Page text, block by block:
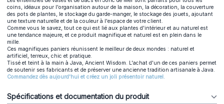
coins, idéaux pour l'organisation autour de la maison, la décoration, la couverture
des pots de plantes, le stockage du garde-manger, le stockage des jouets, ajoutant
une texture naturelle et de la couleur à l'espace de votre client.
Comme vous le savez, tout ce qui est lié aux plantes d'intérieur et au naturel est
une tendance majeure, et ce produit magnifique et naturel est en plein dans le
mille.
Ces magnifiques paniers réunissent le meilleur de deux mondes : naturel et
artificiel, terreux, chic et pratique.
Tissé et teint à la main à Java, Ancient Wisdom. L'achat d'un de ces paniers permet
de soutenir ses fabricants et de préserver une ancienne tradition artisanale à Java.
Commandez dès aujourd'hui et créez un joli présentoir naturel.
Spécifications et documentation du produit